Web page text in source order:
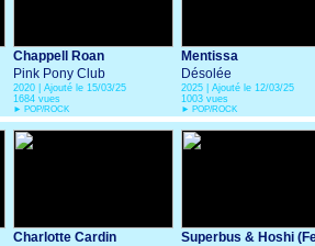
Chappell Roan
Pink Pony Club
2020 | Ajouté le 15/03/25
1684 vues
► POP/ROCK
Mentissa
Désolée
2025 | Ajouté le 12/03/25
1003 vues
► POP/ROCK
Charlotte Cardin
Superbus & Hoshi